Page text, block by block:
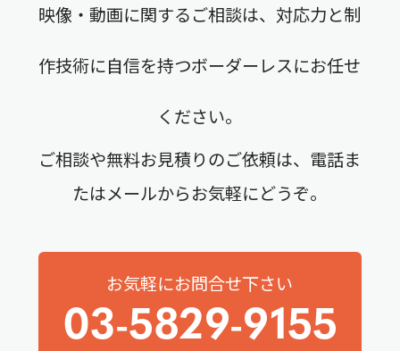
映像・動画に関するご相談は、対応力と制
作技術に自信を持つボーダーレスにお任せ
ください。
ご相談や無料お見積りのご依頼は、電話ま
たはメールからお気軽にどうぞ。
お気軽にお問合せ下さい
03-5829-9155